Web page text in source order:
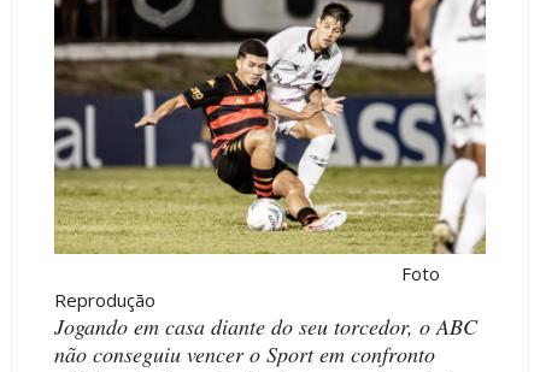
Foto
Reprodução
Jogando em casa diante do seu torcedor, o ABC
não conseguiu vencer o Sport em confronto